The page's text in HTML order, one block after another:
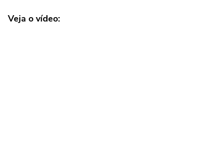
Veja o vídeo: